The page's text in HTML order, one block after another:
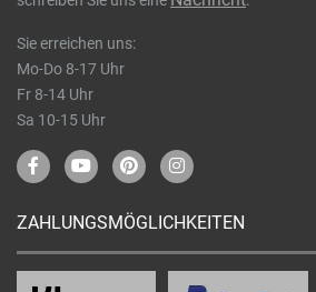
Sie erreichen uns:
Mo-Do 8-17 Uhr
Fr 8-14 Uhr
Sa 10-15 Uhr
ZAHLUNGSMÖGLICHKEITEN